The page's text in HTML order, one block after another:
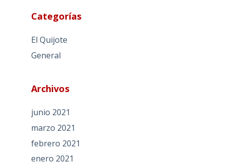
Categorías
El Quijote
General
Archivos
junio 2021
marzo 2021
febrero 2021
enero 2021